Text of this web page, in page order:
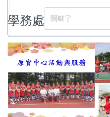
到
要
內
容
學務處